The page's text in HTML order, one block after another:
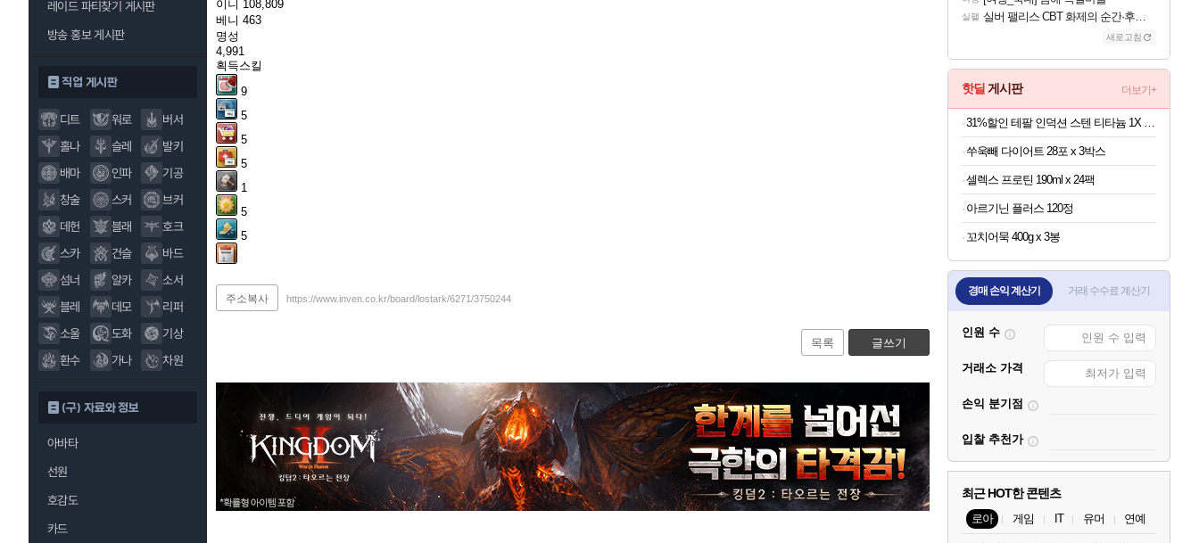
레이드 파티찾기 게시판
방송 홍보 게시판
직업 게시판
디트 워로
버서
홀나
슬레
발키
배마
인파
기공
창술
스커
브커
데헌
블래
호크
스카
건슬
바드
섬너
알카
소서
블레
데모
리퍼
소울
도화
기상
환수
가나 차원
(구) 자료와 정보
아바타
선원
호감도
카드
이니 108,809
베니 463
명성
4,991
획득스킬
9
5
5
5
1
5
5
주소복사 https://www.inven.co.kr/board/lostark/6271/3750244
목록 글쓰기
실팰 실버 팰리스 CBT 화제의 순간·후기 모음
새로고침
핫딜 게시판 더보기+
쑤욱빼 다이어트 28포 x 3박스
셀렉스 프로틴 190ml x 24팩
아르기닌 플러스 120정
꼬치어묵 400g x 3봉
경매 손익 계산기 거래 수수료 계산기
인원 수
거래소 가격
손익 분기점
입찰 추천가
최근 HOT한 콘텐츠
로아 게임 IT 유머 연예